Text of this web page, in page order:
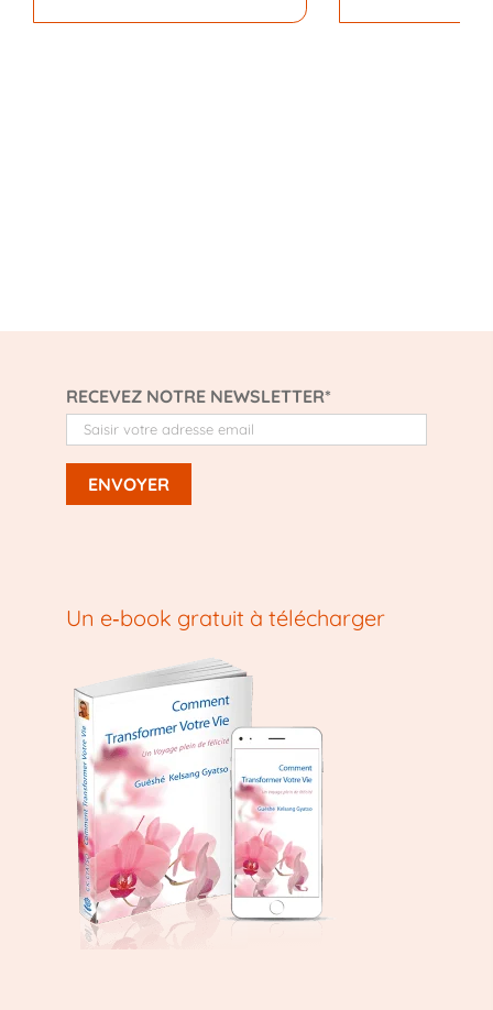
RECEVEZ NOTRE NEWSLETTER*
Un e‑book gratuit à télécharger